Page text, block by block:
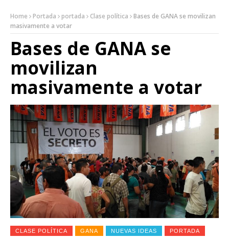
Home Portada portada Clase política
Bases de GANA se movilizan
masivamente a votar
Bases de GANA se
movilizan
masivamente a votar
CLASE POLÍTICA GANA NUEVAS IDEAS PORTADA